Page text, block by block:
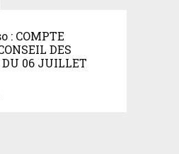
: COMPTE
DES
06 JUILLET